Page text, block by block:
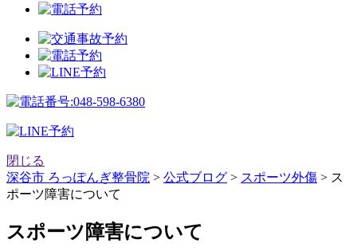
閉じる
深谷市 ろっぽんぎ整骨院 > 公式ブログ > スポーツ外傷 > ス
ポーツ障害について
スポーツ障害について